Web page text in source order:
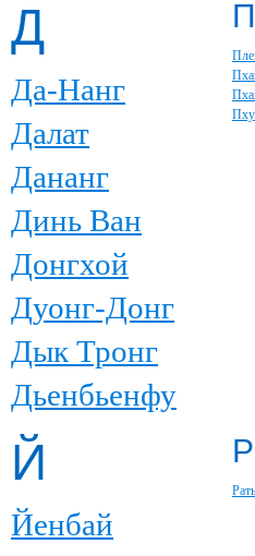
Д
Да-Нанг
Далат
Дананг
Динь Ван
Донгхой
Дуонг-Донг
Дык Тронг
Дьенбьенфу
П
Й
Йенбай
Р